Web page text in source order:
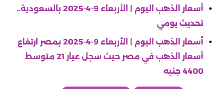
أسعار الذهب اليوم | الأربعاء 9-4-2025 بالسعودية..
تحديث يومي
أسعار الذهب اليوم | الأربعاء 9-4-2025 بمصر ارتفاع
أسعار الذهب في مصر حيث سجل عيار 21 متوسط
4400 جنيه